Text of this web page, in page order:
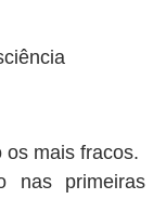
os mais fracos.
nas primeiras